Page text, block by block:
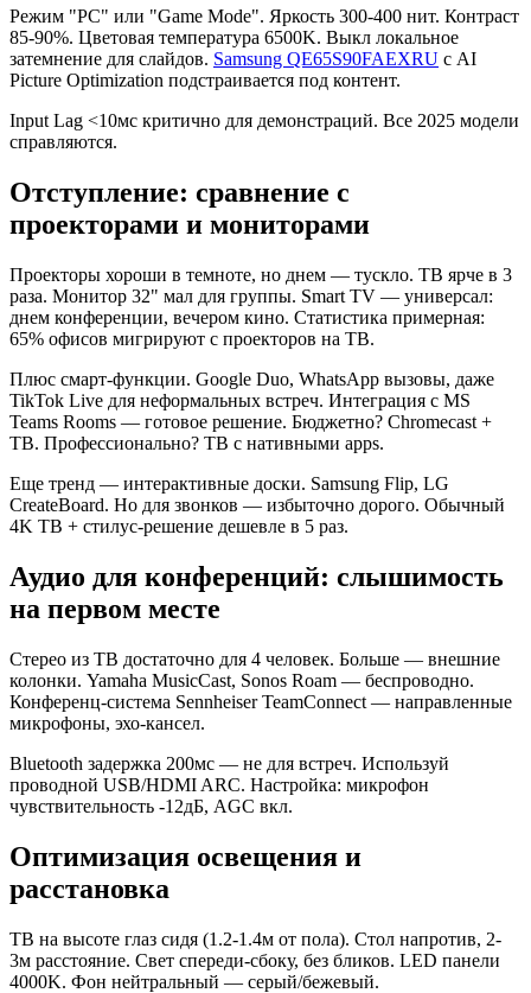
Режим "PC" или "Game Mode". Яркость 300-400 нит. Контраст
85-90%. Цветовая температура 6500K. Выкл локальное
затемнение для слайдов. Samsung QE65S90FAEXRU с AI
Picture Optimization подстраивается под контент.
Input Lag <10мс критично для демонстраций. Все 2025 модели
справляются.
Отступление: сравнение с
проекторами и мониторами
Проекторы хороши в темноте, но днем — тускло. ТВ ярче в 3
раза. Монитор 32" мал для группы. Smart TV — универсал:
днем конференции, вечером кино. Статистика примерная:
65% офисов мигрируют с проекторов на ТВ.
Плюс смарт-функции. Google Duo, WhatsApp вызовы, даже
TikTok Live для неформальных встреч. Интеграция с MS
Teams Rooms — готовое решение. Бюджетно? Chromecast +
ТВ. Профессионально? ТВ с нативными apps.
Еще тренд — интерактивные доски. Samsung Flip, LG
CreateBoard. Но для звонков — избыточно дорого. Обычный
4K ТВ + стилус-решение дешевле в 5 раз.
Аудио для конференций: слышимость
на первом месте
Стерео из ТВ достаточно для 4 человек. Больше — внешние
колонки. Yamaha MusicCast, Sonos Roam — беспроводно.
Конференц-система Sennheiser TeamConnect — направленные
микрофоны, эхо-кансел.
Bluetooth задержка 200мс — не для встреч. Используй
проводной USB/HDMI ARC. Настройка: микрофон
чувствительность -12дБ, AGC вкл.
Оптимизация освещения и
расстановка
ТВ на высоте глаз сидя (1.2-1.4м от пола). Стол напротив, 2-
3м расстояние. Свет спереди-сбоку, без бликов. LED панели
4000K. Фон нейтральный — серый/бежевый.